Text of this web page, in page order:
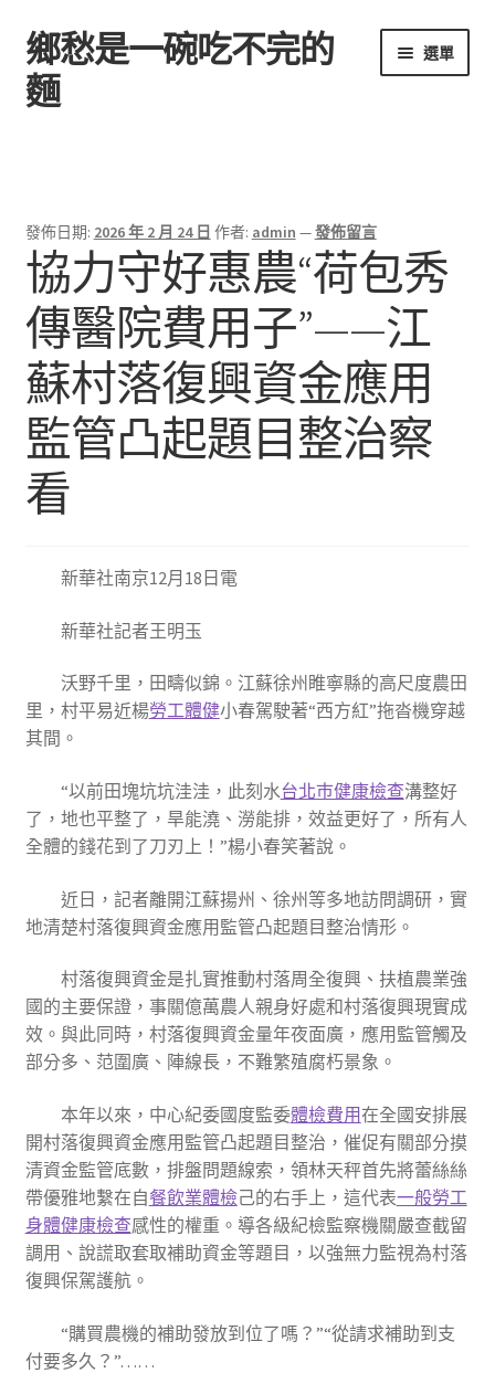
跳
至
導
跳
至
主
鄉愁是一碗吃不完的
麵
選單
發佈日期: 2026 年 2 月 24 日 作者: admin —發佈留言
協力守好惠農“荷包秀
傳醫院費用子”——江
蘇村落復興資金應用
監管凸起題目整治察
看
新華社南京12月18日電
新華社記者王明玉
沃野千里，田疇似錦。江蘇徐州睢寧縣的高尺度農田
里，村平易近楊勞工體健小春駕駛著“西方紅”拖沓機穿越
其間。
“以前田塊坑坑洼洼，此刻水台北巿健康檢查溝整好
了，地也平整了，旱能澆、澇能排，效益更好了，所有人
全體的錢花到了刀刃上！”楊小春笑著說。
近日，記者離開江蘇揚州、徐州等多地訪問調研，實
地清楚村落復興資金應用監管凸起題目整治情形。
村落復興資金是扎實推動村落周全復興、扶植農業強
國的主要保證，事關億萬農人親身好處和村落復興現實成
效。與此同時，村落復興資金量年夜面廣，應用監管觸及
部分多、范圍廣、陣線長，不難繁殖腐朽景象。
本年以來，中心紀委國度監委體檢費用在全國安排展
開村落復興資金應用監管凸起題目整治，催促有關部分摸
清資金監管底數，排盤問題線索，領林天秤首先將蕾絲絲
帶優雅地繫在自餐飲業體檢己的右手上，這代表一般勞工
身體健康檢查感性的權重。導各級紀檢監察機關嚴查截留
調用、說謊取套取補助資金等題目，以強無力監視為村落
復興保駕護航。
“購買農機的補助發放到位了嗎？”“從請求補助到支
付要多久？”……